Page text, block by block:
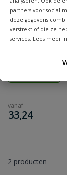
partners voor social
deze gegevens
verstrekt of die ze
services. Lees meer
Promat
Inductief
een pijp bij een
vanaf
€
33,24
2 producten